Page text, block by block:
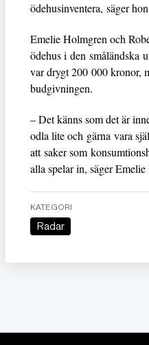
ödehusinventera, säger
Emelie Holmgren och
ödehus i den småländska
var drygt 200 000 kronor,
budgivningen.
– Det känns som det är
odla lite och gärna vara
att saker som
alla spelar in, säger
KATEGORI
Radar